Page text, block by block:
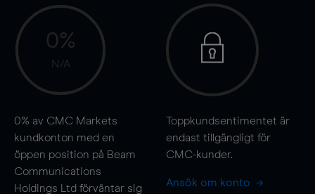
0%
N/A
0% av CMC Markets
kundkonton med en
öppen position på Beam
Communications
Holdings Ltd förväntar sig
Toppkundsentimentet är
endast tillgängligt för
CMC-kunder.
Ansök om konto